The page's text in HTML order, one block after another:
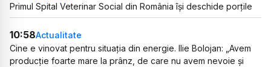
Primul Spital Veterinar Social din România își deschide porțile
10:58Actualitate
Cine e vinovat pentru situația din energie. Ilie Bolojan: „Avem
producție foarte mare la prânz, de care nu avem nevoie și